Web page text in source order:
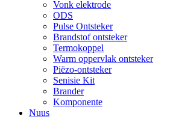
Vonk elektrode
ODS
Pulse Ontsteker
Brandstof ontsteker
Termokoppel
Warm oppervlak ontsteker
Piëzo-ontsteker
Senisie Kit
Brander
Komponente
Nuus